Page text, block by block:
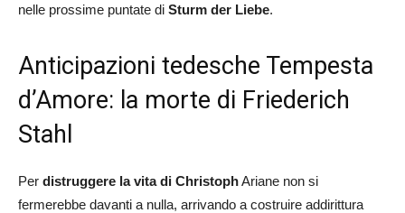
nelle prossime puntate di Sturm der Liebe.
Anticipazioni tedesche Tempesta
d’Amore: la morte di Friederich
Stahl
Per distruggere la vita di ChristophAriane non si
fermerebbe davanti a nulla, arrivando a costruire addirittura